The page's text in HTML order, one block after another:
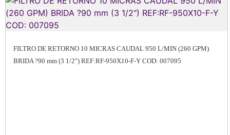
FILTRO DE RETORNO 10 MICRAS CAUDAL 950 L/MIN (260 GPM)
BRIDA ?90 mm (3 1/2″) REF:RF-950X10-F-Y COD: 007095